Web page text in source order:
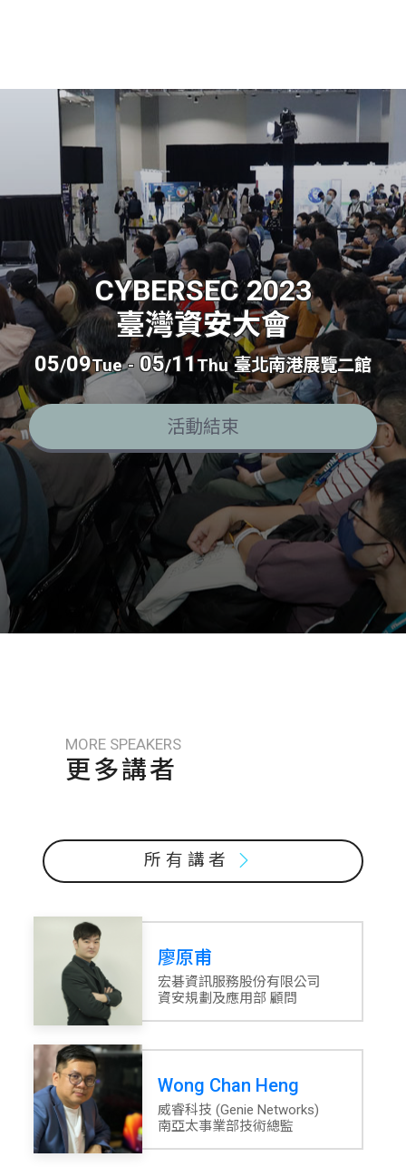
CYBERSEC 2023
臺灣資安大會
05/09Tue - 05/11Thu 臺北南港展覽二館
活動結束
MORE SPEAKERS
更多講者
所有講者
廖原甫
宏碁資訊服務股份有限公司
資安規劃及應用部 顧問
Wong Chan Heng
威睿科技 (Genie Networks)
南亞太事業部技術總監